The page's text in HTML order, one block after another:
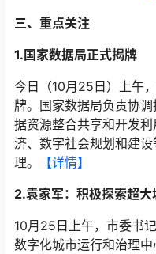
三、重点关注
1.国家数据局正式揭牌
今日（10月25日）上午
牌。国家数据局负责协
据资源整合共享和开发
济、数字社会规划和建
理。
【详情】
2.袁家军：积极探索超
10月25日上午，市委书
数字化城市运行和治理